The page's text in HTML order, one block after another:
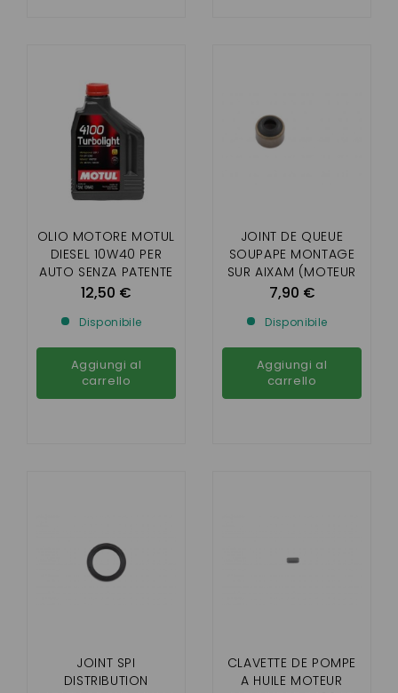
OLIO MOTORE MOTUL
DIESEL 10W40 PER
AUTO SENZA PATENTE
12,50 €
Disponibile
Aggiungi al
carrello
JOINT DE QUEUE
SOUPAPE MONTAGE
SUR AIXAM (MOTEUR
BICYLINDRE Z402 ET
7,90 €
Disponibile
Aggiungi al
carrello
JOINT SPI
DISTRIBUTION
CLAVETTE DE POMPE
A HUILE MOTEUR